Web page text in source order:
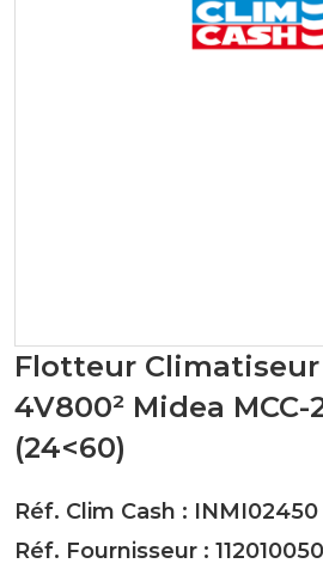
Flotteur Climatiseur
4V800² Midea MCC-
(24<60)
Réf. Clim Cash : INMI02450
Réf. Fournisseur :